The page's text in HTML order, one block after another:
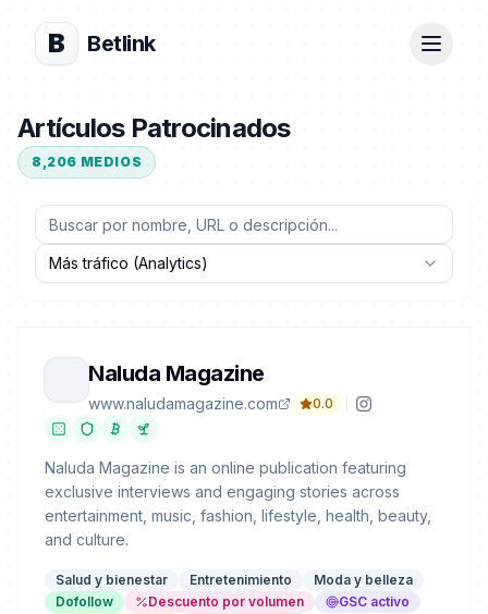
B Betlink
Artículos Patrocinados
8,206 MEDIOS
Más tráfico (Analytics)
Naluda Magazine
www.naludamagazine.com 0.0
Naluda Magazine is an online publication featuring
exclusive interviews and engaging stories across
entertainment, music, fashion, lifestyle, health, beauty,
and culture.
Salud y bienestar Entretenimiento
Moda y belleza
Dofollow
Descuento por volumen
GSC activo